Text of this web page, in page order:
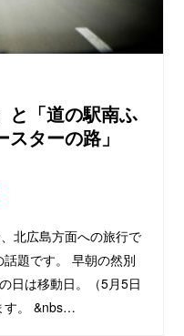
と「道の駅南ふ
ターの路」
北広島方面への旅行で
題です。 早朝の然別
日は移動日。（5月5日
す。 &nbs…